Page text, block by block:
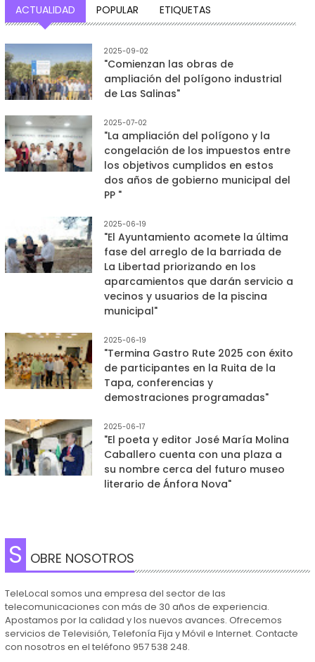
ACTUALIDAD POPULAR ETIQUETAS
2025-09-02
"Comienzan las obras de
ampliación del polígono industrial
de Las Salinas"
2025-07-02
"La ampliación del polígono y la
congelación de los impuestos entre
los objetivos cumplidos en estos
dos años de gobierno municipal del
PP "
2025-06-19
"El Ayuntamiento acomete la última
fase del arreglo de la barriada de
La Libertad priorizando en los
aparcamientos que darán servicio a
vecinos y usuarios de la piscina
municipal"
2025-06-19
"Termina Gastro Rute 2025 con éxito
de participantes en la Ruita de la
Tapa, conferencias y
demostraciones programadas"
2025-06-17
"El poeta y editor José María Molina
Caballero cuenta con una plaza a
su nombre cerca del futuro museo
literario de Ánfora Nova"
S OBRE NOSOTROS
TeleLocal somos una empresa del sector de las
telecomunicaciones con más de 30 años de experiencia.
Apostamos por la calidad y los nuevos avances. Ofrecemos
servicios de Televisión, Telefonía Fija y Móvil e Internet. Contacte
con nosotros en el teléfono 957 538 248.